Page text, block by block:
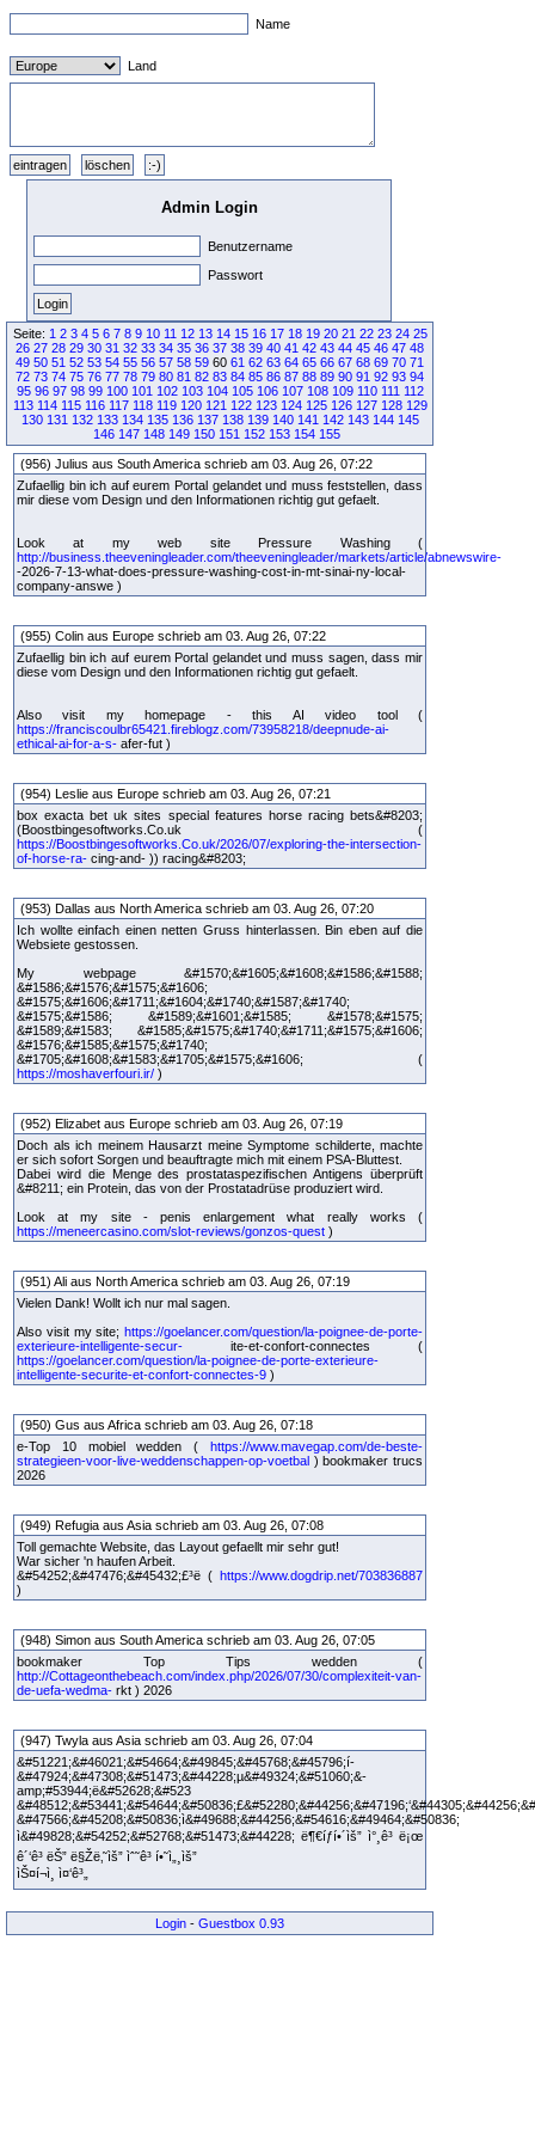
Name
Land
Admin Login
Benutzername
Passwort
Seite: 1 2 3 4 5 6 7 8 9 10 11 12 13 14 15 16 17 18 19 20 21 22 23 24 25
26 27 28 29 30 31 32 33 34 35 36 37 38 39 40 41 42 43 44 45 46 47 48
49 50 51 52 53 54 55 56 57 58 59 60 61 62 63 64 65 66 67 68 69 70 71
72 73 74 75 76 77 78 79 80 81 82 83 84 85 86 87 88 89 90 91 92 93 94
95 96 97 98 99 100 101 102 103 104 105 106 107 108 109 110 111 112
113 114 115 116 117 118 119 120 121 122 123 124 125 126 127 128 129
130 131 132 133 134 135 136 137 138 139 140 141 142 143 144 145
146 147 148 149 150 151 152 153 154 155
(956) Julius aus South America schrieb am 03. Aug 26, 07:22
Zufaellig bin ich auf eurem Portal gelandet und muss feststellen, dass
mir diese vom Design und den Informationen richtig gut gefaelt.
Look at my web site Pressure Washing (
http://business.theeveningleader.com/theeveningleader/markets/article/abnewswire-
-2026-7-13-what-does-pressure-washing-cost-in-mt-sinai-ny-local-
company-answe )
(955) Colin aus Europe schrieb am 03. Aug 26, 07:22
Zufaellig bin ich auf eurem Portal gelandet und muss sagen, dass mir
diese vom Design und den Informationen richtig gut gefaelt.
Also visit my homepage - this AI video tool (
https://franciscoulbr65421.fireblogz.com/73958218/deepnude-ai-
ethical-ai-for-a-s- afer-fut )
(954) Leslie aus Europe schrieb am 03. Aug 26, 07:21
box exacta bet uk sites special features horse racing bets&#8203;
(Boostbingesoftworks.Co.uk (
https://Boostbingesoftworks.Co.uk/2026/07/exploring-the-intersection-
of-horse-ra- cing-and- )) racing&#8203;
(953) Dallas aus North America schrieb am 03. Aug 26, 07:20
Ich wollte einfach einen netten Gruss hinterlassen. Bin eben auf die
Websiete gestossen.
My webpage &#1570;&#1605;&#1608;&#1586;&#1588;
&#1586;&#1576;&#1575;&#1606;
&#1575;&#1606;&#1711;&#1604;&#1740;&#1587;&#1740;
&#1575;&#1586; &#1589;&#1601;&#1585; &#1578;&#1575;
&#1589;&#1583; &#1585;&#1575;&#1740;&#1711;&#1575;&#1606;
&#1576;&#1585;&#1575;&#1740;
&#1705;&#1608;&#1583;&#1705;&#1575;&#1606; (
https://moshaverfouri.ir/ )
(952) Elizabet aus Europe schrieb am 03. Aug 26, 07:19
Doch als ich meinem Hausarzt meine Symptome schilderte, machte
er sich sofort Sorgen und beauftragte mich mit einem PSA-Bluttest.
Dabei wird die Menge des prostataspezifischen Antigens überprüft
&#8211; ein Protein, das von der Prostatadrüse produziert wird.
Look at my site - penis enlargement what really works (
https://meneercasino.com/slot-reviews/gonzos-quest )
(951) Ali aus North America schrieb am 03. Aug 26, 07:19
Vielen Dank! Wollt ich nur mal sagen.
Also visit my site; https://goelancer.com/question/la-poignee-de-porte-
exterieure-intelligente-secur- ite-et-confort-connectes (
https://goelancer.com/question/la-poignee-de-porte-exterieure-
intelligente-securite-et-confort-connectes-9 )
(950) Gus aus Africa schrieb am 03. Aug 26, 07:18
e-Top 10 mobiel wedden ( https://www.mavegap.com/de-beste-
strategieen-voor-live-weddenschappen-op-voetbal ) bookmaker trucs
2026
(949) Refugia aus Asia schrieb am 03. Aug 26, 07:08
Toll gemachte Website, das Layout gefaellt mir sehr gut!
War sicher 'n haufen Arbeit.
&#54252;&#47476;&#45432;£³ë ( https://www.dogdrip.net/703836887
)
(948) Simon aus South America schrieb am 03. Aug 26, 07:05
bookmaker Top Tips wedden (
http://Cottageonthebeach.com/index.php/2026/07/30/complexiteit-van-
de-uefa-wedma- rkt ) 2026
(947) Twyla aus Asia schrieb am 03. Aug 26, 07:04
&#51221;&#46021;&#54664;&#49845;&#45768;&#45796;í-
&#47924;&#47308;&#51473;&#44228;µ&#49324;&#51060;&-
amp;#53944;ë&#52628;&#523
&#47566;&#45208;&#50836;ì&#49688;&#44256;&#54616;&#49464;&#50836;
ì&#49828;&#54252;&#52768;&#51473;&#44228; ë¶€íƒí•´ìš” ì°¸ê³ ë¡œ
ê´‘ê³ ëŠ” ë§Žë‚˜ìš” ìˆ˜ê³ í•˜ì„¸ìš”
ìŠ¤í¬ì¸ ì¤‘ê³„
Login - Guestbox 0.93